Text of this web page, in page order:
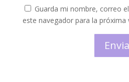
Guarda mi nombre, correo
este navegador para la próxima